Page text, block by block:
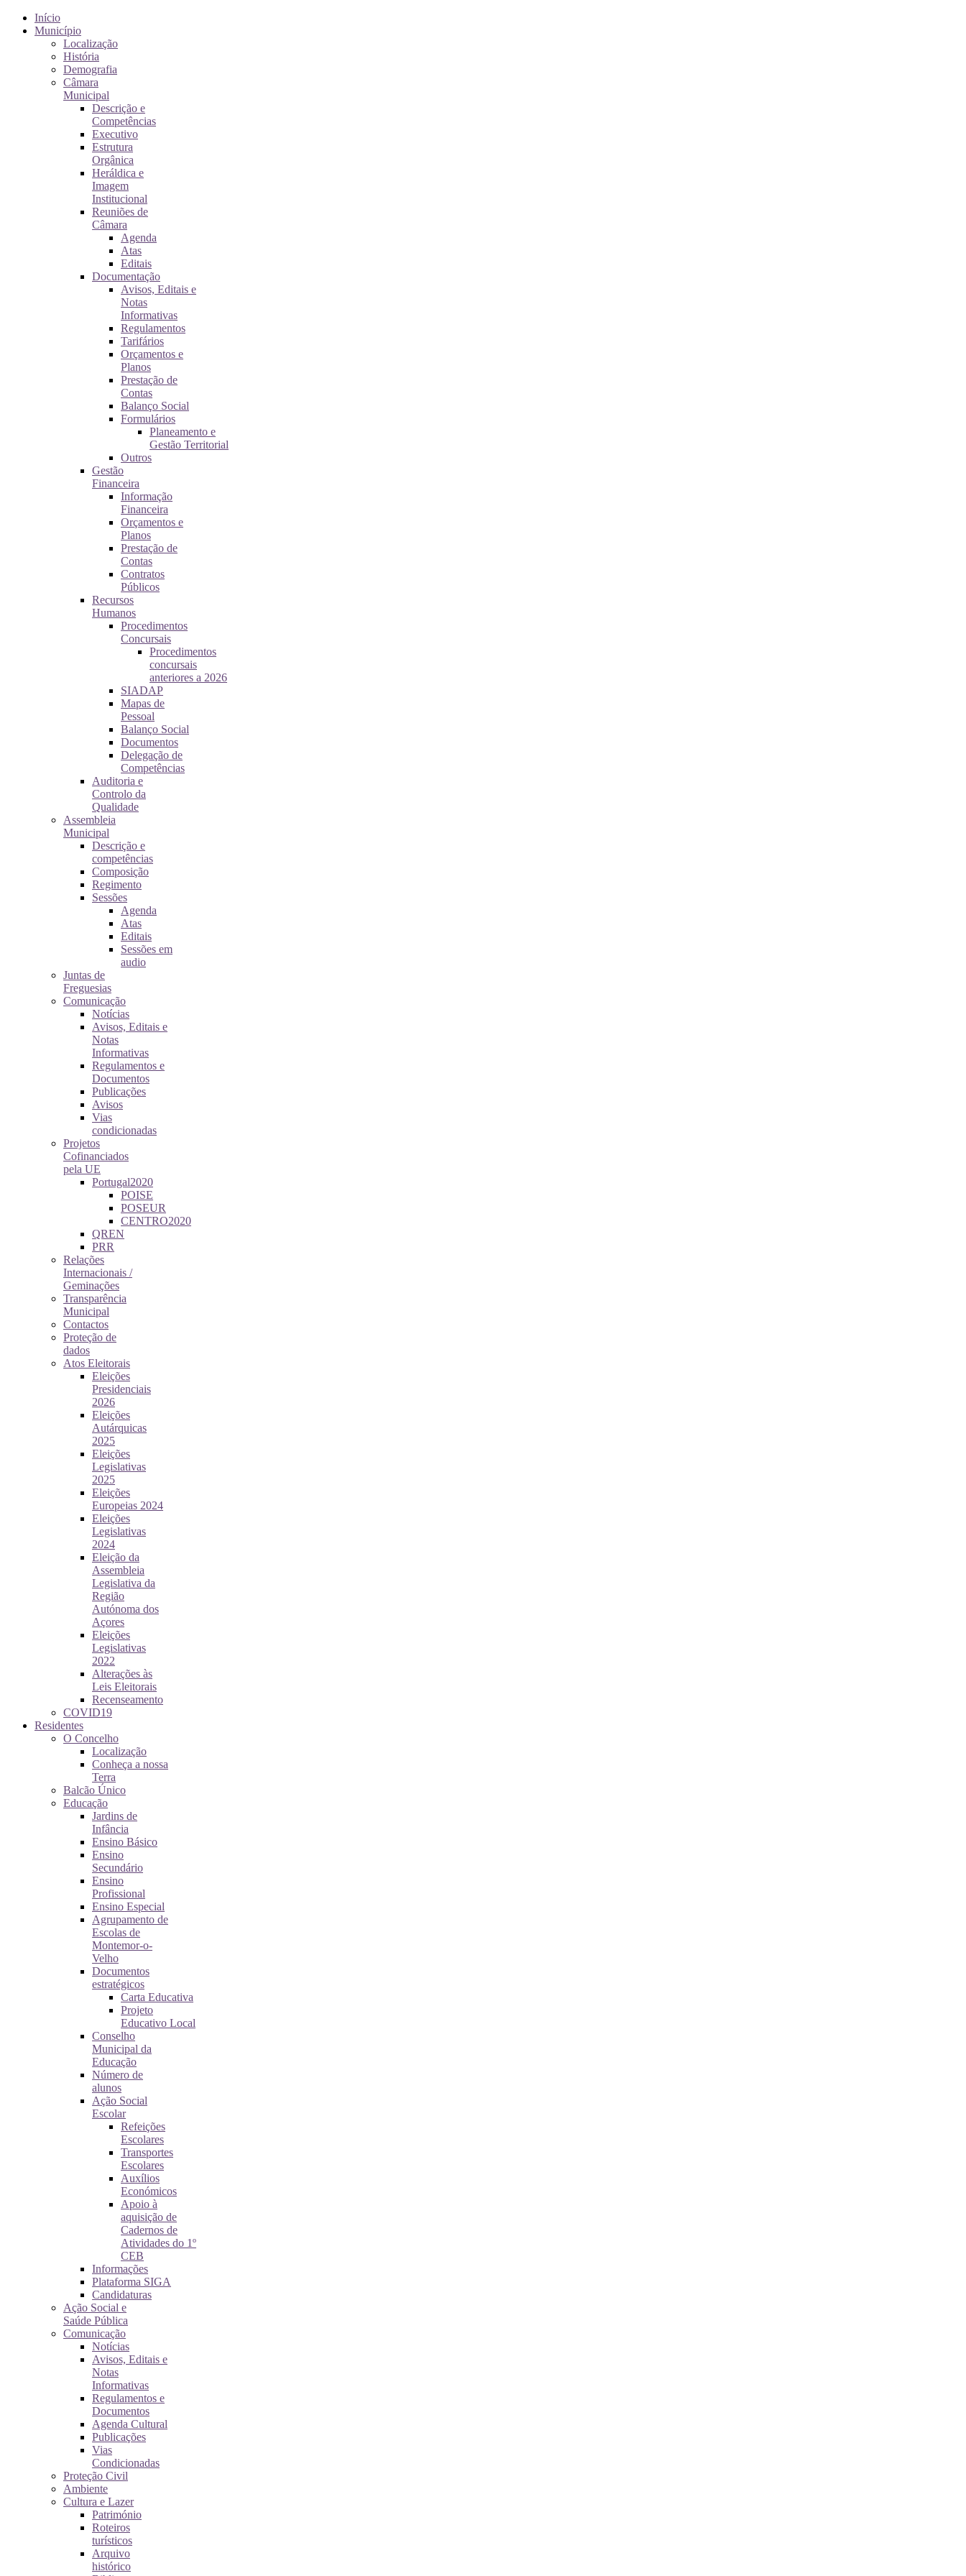
Início
Município
Localização
História
Demografia
Câmara
Municipal
Descrição e
Competências
Executivo
Estrutura
Orgânica
Heráldica e
Imagem
Institucional
Reuniões de
Câmara
Agenda
Atas
Editais
Documentação
Avisos, Editais e
Notas
Informativas
Regulamentos
Tarifários
Orçamentos e
Planos
Prestação de
Contas
Balanço Social
Formulários
Planeamento e
Gestão Territorial
Outros
Gestão
Financeira
Informação
Financeira
Orçamentos e
Planos
Prestação de
Contas
Contratos
Públicos
Recursos
Humanos
Procedimentos
Concursais
Procedimentos
concursais
anteriores a 2026
SIADAP
Mapas de
Pessoal
Balanço Social
Documentos
Delegação de
Competências
Auditoria e
Controlo da
Qualidade
Assembleia
Municipal
Descrição e
competências
Composição
Regimento
Sessões
Agenda
Atas
Editais
Sessões em
audio
Juntas de
Freguesias
Comunicação
Notícias
Avisos, Editais e
Notas
Informativas
Regulamentos e
Documentos
Publicações
Avisos
Vias
condicionadas
Projetos
Cofinanciados
pela UE
Portugal2020
POISE
POSEUR
CENTRO2020
QREN
PRR
Relações
Internacionais /
Geminações
Transparência
Municipal
Contactos
Proteção de
dados
Atos Eleitorais
Eleições
Presidenciais
2026
Eleições
Autárquicas
2025
Eleições
Legislativas
2025
Eleições
Europeias 2024
Eleições
Legislativas
2024
Eleição da
Assembleia
Legislativa da
Região
Autónoma dos
Açores
Eleições
Legislativas
2022
Alterações às
Leis Eleitorais
Recenseamento
COVID19
Residentes
O Concelho
Localização
Conheça a nossa
Terra
Balcão Único
Educação
Jardins de
Infância
Ensino Básico
Ensino
Secundário
Ensino
Profissional
Ensino Especial
Agrupamento de
Escolas de
Montemor-o-
Velho
Documentos
estratégicos
Carta Educativa
Projeto
Educativo Local
Conselho
Municipal da
Educação
Número de
alunos
Ação Social
Escolar
Refeições
Escolares
Transportes
Escolares
Auxílios
Económicos
Apoio à
aquisição de
Cadernos de
Atividades do 1º
CEB
Informações
Plataforma SIGA
Candidaturas
Ação Social e
Saúde Pública
Comunicação
Notícias
Avisos, Editais e
Notas
Informativas
Regulamentos e
Documentos
Agenda Cultural
Publicações
Vias
Condicionadas
Proteção Civil
Ambiente
Cultura e Lazer
Património
Roteiros
turísticos
Arquivo
histórico